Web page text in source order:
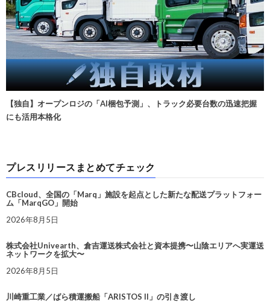
【独自】オープンロジの「AI梱包予測」、トラック必要台数の迅速把握
にも活用本格化
プレスリリースまとめてチェック
CBcloud、全国の「Marq」施設を起点とした新たな配送プラットフォー
ム「MarqGO」開始
2026年8月5日
株式会社Univearth、倉吉運送株式会社と資本提携〜山陰エリアへ実運送
ネットワークを拡大〜
2026年8月5日
川崎重工業／ばら積運搬船「ARISTOS II」の引き渡し